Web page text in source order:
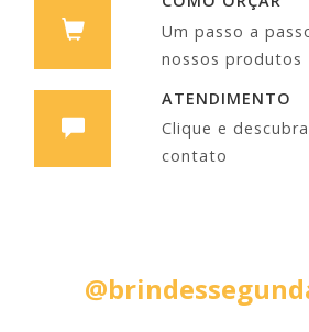
Um passo a
nossos produtos
ATENDIMENTO
Clique e
contato